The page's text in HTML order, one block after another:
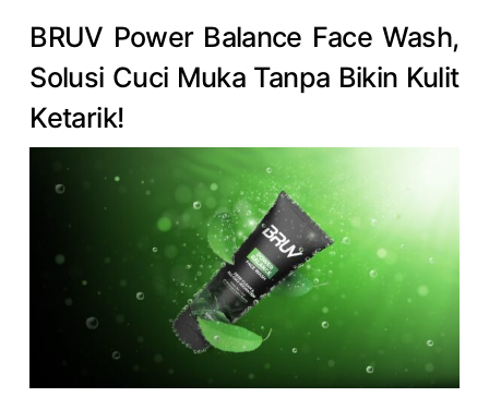
BRUV Power Balance Face Wash,
Solusi Cuci Muka Tanpa Bikin Kulit
Ketarik!